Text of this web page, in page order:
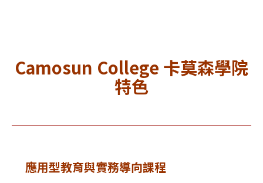
Camosun College 卡莫森學院
特色
應用型教育與實務導向課程